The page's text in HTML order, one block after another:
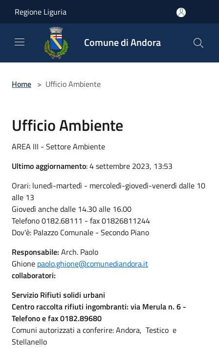
Regione Liguria
Comune di Andora
Home > Ufficio Ambiente
Ufficio Ambiente
AREA III - Settore Ambiente
Ultimo aggiornamento: 4 settembre 2023, 13:53
Orari: lunedì-martedì - mercoledì-giovedì-venerdì dalle 10
alle 13
Giovedì anche dalle 14.30 alle 16.00
Telefono 0182.68111 - fax 01826811244
Dov'è: Palazzo Comunale - Secondo Piano
Responsabile: Arch. Paolo
Ghione paolo.ghione@comunediandora.it
collaboratori:
Servizio Rifiuti solidi urbani
Centro raccolta rifiuti ingombranti: via Merula n. 6 -
Telefono e fax 0182.89680
Comuni autorizzati a conferire: Andora, Testico e
Stellanello